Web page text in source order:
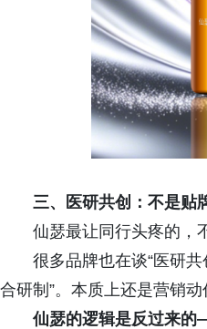
三、医研共创：不是贴
仙瑟最让同行头疼的，
很多品牌也在谈“医研
合研制”。本质上还是营销动
仙瑟的逻辑是反过来